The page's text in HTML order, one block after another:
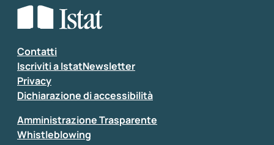
Seleziona la tipologia della segnalazione
Inserisci il tuo commento
Contatti
Iscriviti a IstatNewsletter
Privacy
Dichiarazione di accessibilità
Amministrazione Trasparente
Whistleblowing